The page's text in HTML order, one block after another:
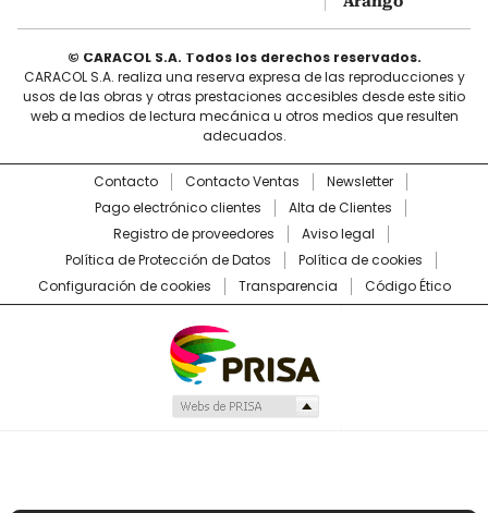
© CARACOL S.A. Todos los derechos reservados.
CARACOL S.A. realiza una reserva expresa de las reproducciones y
usos de las obras y otras prestaciones accesibles desde este sitio
web a medios de lectura mecánica u otros medios que resulten
adecuados.
Contacto Contacto Ventas
Newsletter
Pago electrónico clientes
Alta de Clientes
Registro de proveedores
Aviso legal
Política de Protección de Datos
Política de cookies
Configuración de cookies
Transparencia Código Ético